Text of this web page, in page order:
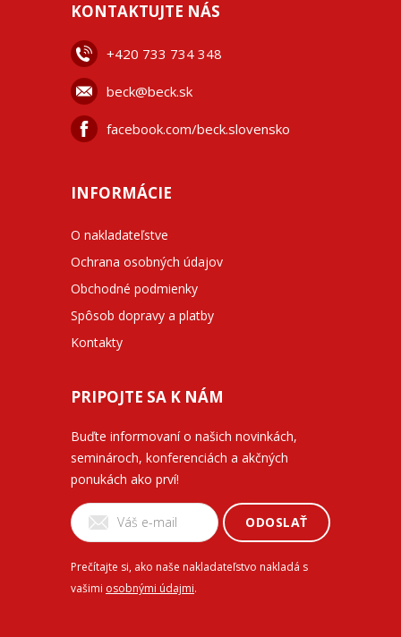
KONTAKTUJTE NÁS
+420 733 734 348
beck@beck.sk
facebook.com/beck.slovensko
INFORMÁCIE
O nakladateľstve
Ochrana osobných údajov
Obchodné podmienky
Spôsob dopravy a platby
Kontakty
PRIPOJTE SA K NÁM
Buďte informovaní o našich novinkách,
seminároch, konferenciách a akčných
ponukách ako prví!
ODOSLAŤ
Prečítajte si, ako naše nakladateľstvo nakladá s
vašimi osobnými údajmi.